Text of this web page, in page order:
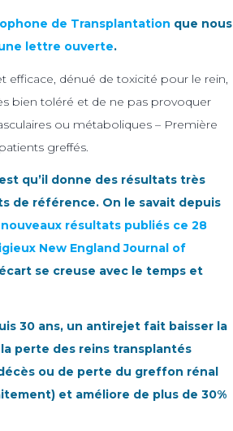
de Transplantation que nous
lettre ouverte.
efficace, dénué de toxicité pour le rein,
bien toléré et de ne pas provoquer
ou métaboliques – Première
greffés.
qu’il donne des résultats très
de référence. On le savait depuis
nouveaux résultats publiés ce 28
New England Journal of
se creuse avec le temps et
30 ans, un antirejet fait baisser la
perte des reins transplantés
ou de perte du greffon rénal
et améliore de plus de 30%